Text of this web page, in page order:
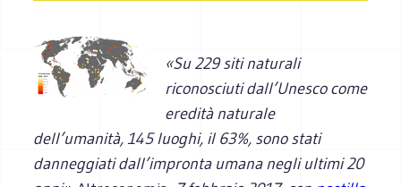
«Su 229 siti naturali
riconosciuti dall’Unesco come
eredità naturale
dell’umanità, 145 luoghi, il 63%, sono stati
danneggiati dall’impronta umana negli ultimi 20